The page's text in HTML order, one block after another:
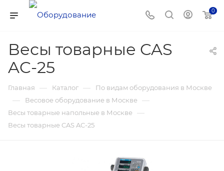
0
Весы товарные CAS
AC-25
Главная — Каталог — По видам оборудования в Москве
— Весовое оборудование в Москве —
Весы товарные напольные в Москве —
Весы товарные CAS AC-25